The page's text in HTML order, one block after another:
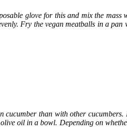
glove for this and mix the
Fry the vegan meatballs in a
than with other
oil in a bowl. Depending on